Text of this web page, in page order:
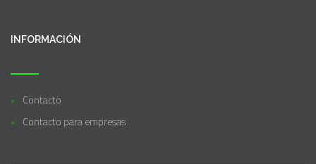
INFORMACIÓN
Contacto
Contacto para empresas